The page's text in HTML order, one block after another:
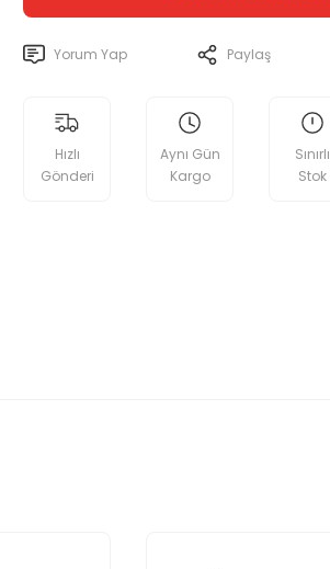
Yorum Yap Paylaş
Hızlı
Gönderi
Aynı Gün
Kargo
Sınırlı
Stok